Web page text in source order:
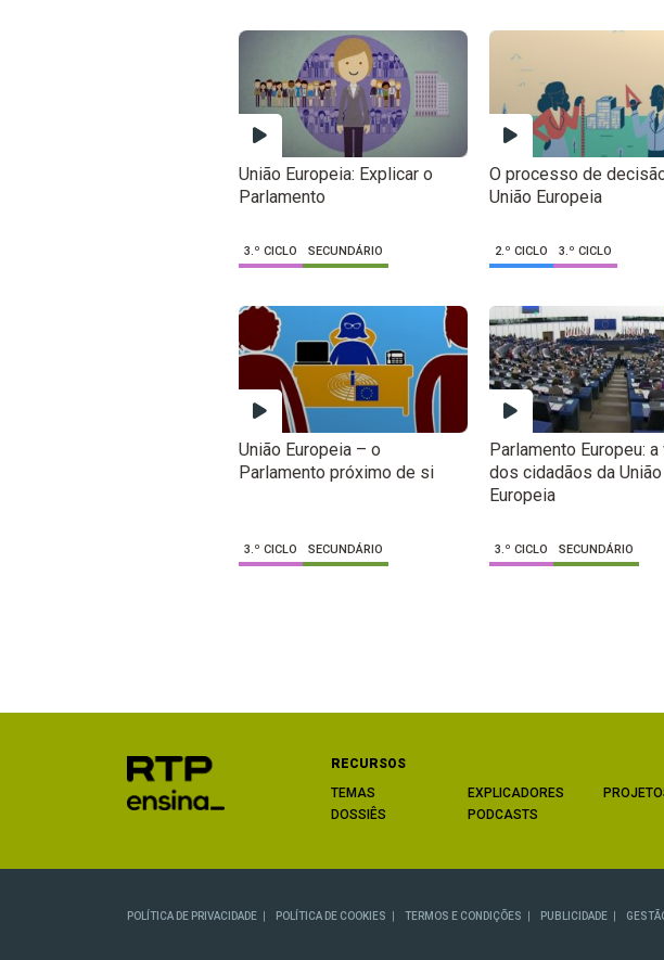
União Europeia: Explicar o
Parlamento
3.º CICLO SECUNDÁRIO
O processo de
União Europeia
2.º CICLO 3.º CICLO
União Europeia – o
Parlamento próximo de si
3.º CICLO SECUNDÁRIO
Parlamento Europeu: a
dos cidadãos da União
Europeia
3.º CICLO SECUNDÁRIO
RECURSOS
TEMAS
DOSSIÊS
EXPLICADORES
PODCASTS
POLÍTICA DE PRIVACIDADE POLÍTICA DE COOKIES TERMOS E CONDIÇÕES PUBLICIDADE